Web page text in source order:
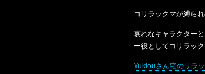
コリラックマが縛ら
哀れなキャラクター
ー役としてコリラッ
Yukiouさん宅のリラ